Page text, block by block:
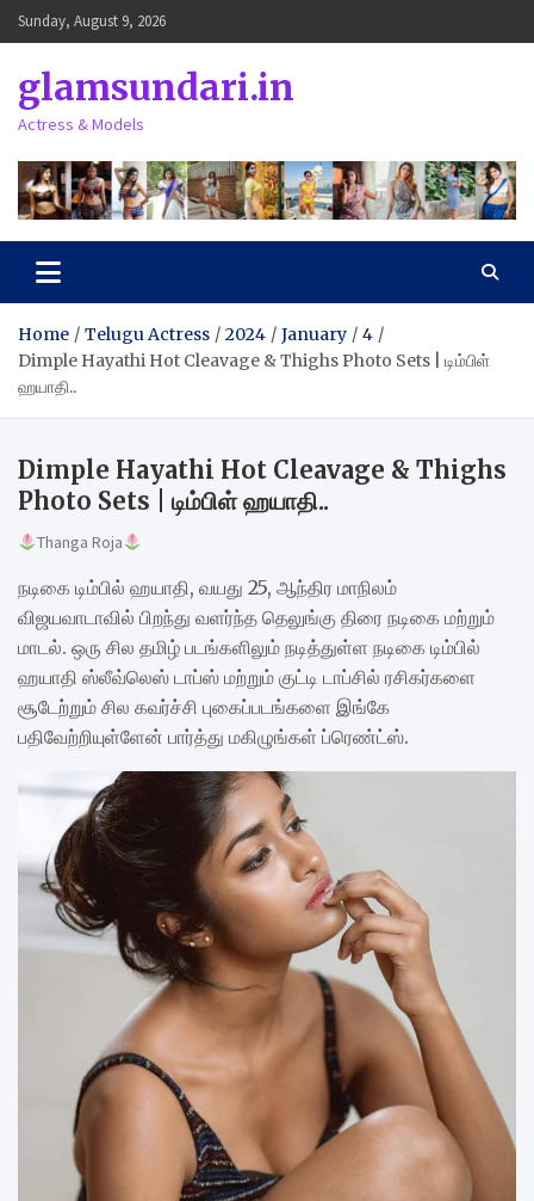
Skip
to
Sunday, August 9, 2026
glamsundari.in
Actress & Models
Home Telugu Actress 2024 January
4
Dimple Hayathi Hot Cleavage & Thighs Photo Sets | டிம்பிள்
ஹயாதி..
Dimple Hayathi Hot Cleavage & Thighs
Photo Sets | டிம்பிள் ஹயாதி..
Thanga Roja
நடிகை டிம்பில் ஹயாதி, வயது 25, ஆந்திர மாநிலம்
விஜயவாடாவில் பிறந்து வளர்ந்த தெலுங்கு திரை நடிகை மற்றும்
மாடல். ஒரு சில தமிழ் படங்களிலும் நடித்துள்ள நடிகை டிம்பில்
ஹயாதி ஸ்லீவ்லெஸ் டாப்ஸ் மற்றும் குட்டி டாப்சில் ரசிகர்களை
சூடேற்றும் சில கவர்ச்சி புகைப்படங்களை இங்கே
பதிவேற்றியுள்ளேன் பார்த்து மகிழுங்கள் ப்ரெண்ட்ஸ்.